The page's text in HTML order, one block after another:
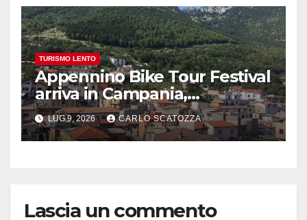
TURISMO LENTO
Appennino Bike Tour Festival
arriva in Campania,
appuntamento a Valle
Agricola
LUG 9, 2026 CARLO SCATOZZA
Lascia un commento